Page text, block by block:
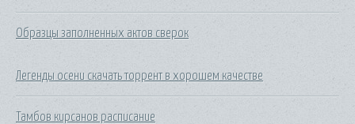
Образцы заполненных актов сверок
Легенды осени скачать торрент в хорошем качестве
Тамбов кирсанов расписание